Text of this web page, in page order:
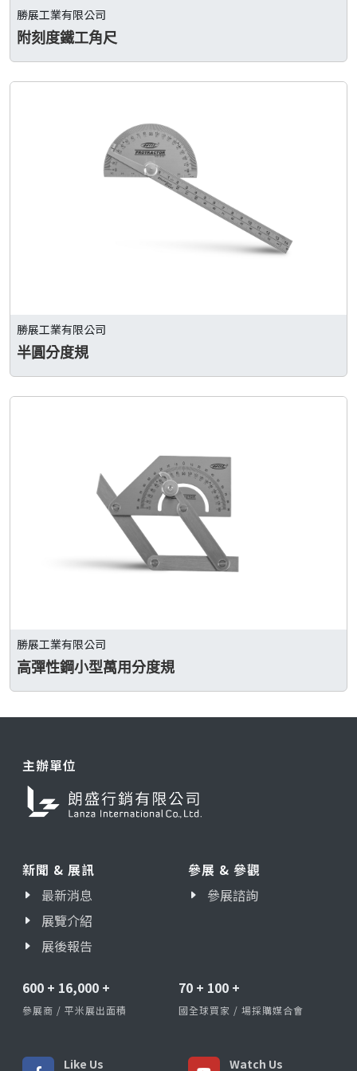
勝展工業有限公司
附刻度鐵工角尺
勝展工業有限公司
半圓分度規
勝展工業有限公司
高彈性鋼小型萬用分度規
主辦單位
新聞 & 展訊
最新消息
展覽介紹
展後報告
參展 & 參觀
參展諮詢
600 + 16,000 +
參展商 / 平米展出面積
70 + 100 +
國全球買家 / 場採購媒合會
Like Us Watch Us